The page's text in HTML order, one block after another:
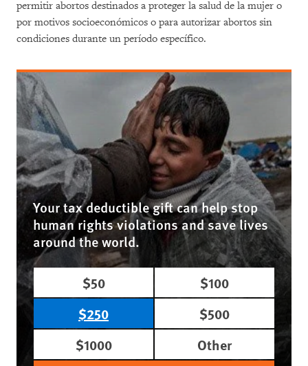
permitir abortos destinados a proteger la salud de la mujer o
por motivos socioeconómicos o para autorizar abortos sin
condiciones durante un período específico.
Your tax deductible gift can help stop
human rights violations and save lives
around the world.
$50
$100
$250
$500
$1000
Other